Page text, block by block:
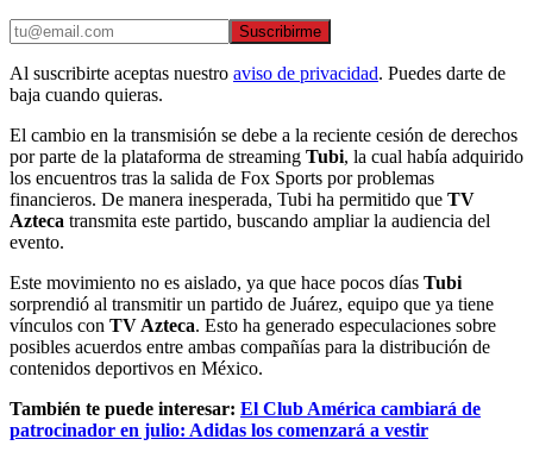
Suscribirme
Al suscribirte aceptas nuestro aviso de privacidad. Puedes darte de
baja cuando quieras.
El cambio en la transmisión se debe a la reciente cesión de derechos
por parte de la plataforma de streaming Tubi, la cual había adquirido
los encuentros tras la salida de Fox Sports por problemas
financieros. De manera inesperada, Tubi ha permitido que TV
Azteca transmita este partido, buscando ampliar la audiencia del
evento.
Este movimiento no es aislado, ya que hace pocos días Tubi
sorprendió al transmitir un partido de Juárez, equipo que ya tiene
vínculos con TV Azteca. Esto ha generado especulaciones sobre
posibles acuerdos entre ambas compañías para la distribución de
contenidos deportivos en México.
También te puede interesar: El Club América cambiará de
patrocinador en julio: Adidas los comenzará a vestir